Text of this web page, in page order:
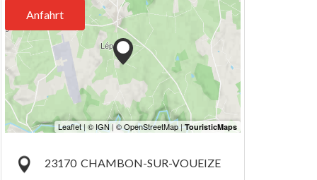
Anfahrt
23170 CHAMBON-SUR-VOUEIZE